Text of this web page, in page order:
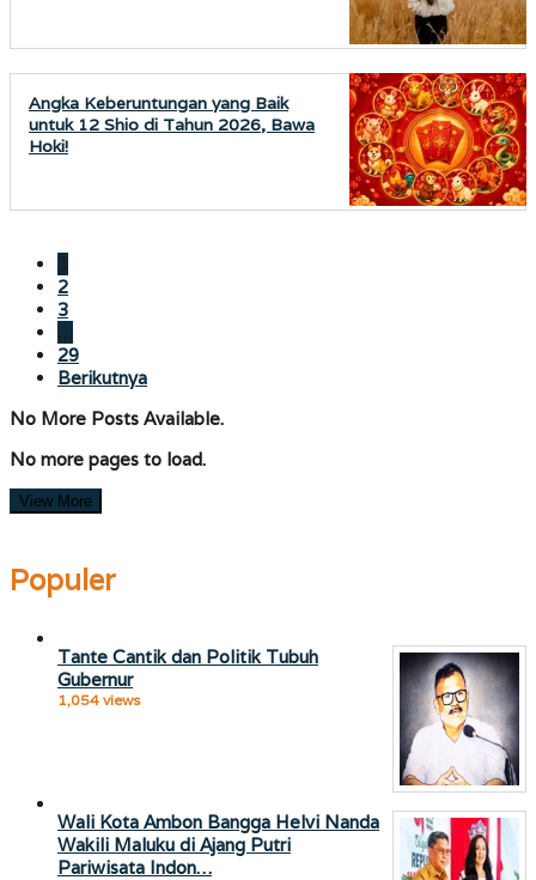
Angka Keberuntungan yang Baik
untuk 12 Shio di Tahun 2026, Bawa
Hoki!
1
2
3
…
29
Berikutnya
No More Posts Available.
No more pages to load.
View More
Populer
Tante Cantik dan Politik Tubuh
Gubernur
1,054 views
Wali Kota Ambon Bangga Helvi Nanda
Wakili Maluku di Ajang Putri
Pariwisata Indon…